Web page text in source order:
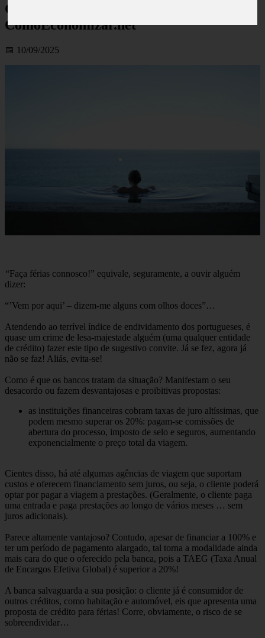
Crédito Para Férias |
ComoEconomizar.net
📅 10/09/2025
“Faça férias connosco!” equivale, seguramente, a ouvir alguém
dizer:
“’Vem por aqui’ – dizem-me alguns com olhos doces”…
Atendendo ao terrível índice de endividamento dos portugueses, é
quase um crime de lesa-majestade alguém (uma qualquer entidade
de crédito) fazer este tipo de sugestivo convite. Já se fez, agora já
não se faz! Aliás, evita-se!
Como é que os bancos tratam da situação? Manifestam o seu
desacordo ou fazem desvantajosas e proibitivas propostas:
as instituições financeiras cobram taxas de juro altíssimas, que
podem mesmo superar os 20%: pagam-se comissões de
abertura do processo, imposto de selo e seguros, aumentando
exponencialmente o preço total da viagem.
Cientes disso, há até algumas agências de viagem que suportam
custos e oferecem financiamento sem juros, ou seja, o cliente poderá
optar por pagar a viagem a prestações. (Geralmente, o cliente paga
uma entrada e paga prestações ao longo de vários meses … sem
juros adicionais).
Parece altamente vantajoso? Contudo, apesar de financiar a 100% e
ter um período de pagamento alargado, tal torna a modalidade ainda
mais cara do que o oferecido pela banca, pois a TAEG (Taxa Anual
de Encargos Efetiva Global) é superior a 20%!
A banca salvaguarda a sua posição: o cliente já é consumidor de
outros créditos, como habitação e automóvel, eis que apresenta uma
proposta de crédito para férias! Corre, obviamente, o risco de se
sobreendividar…